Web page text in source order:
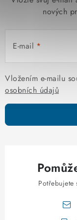
nových
E-mail
Vložením e-mailu
osobních údajů
Potřebujete